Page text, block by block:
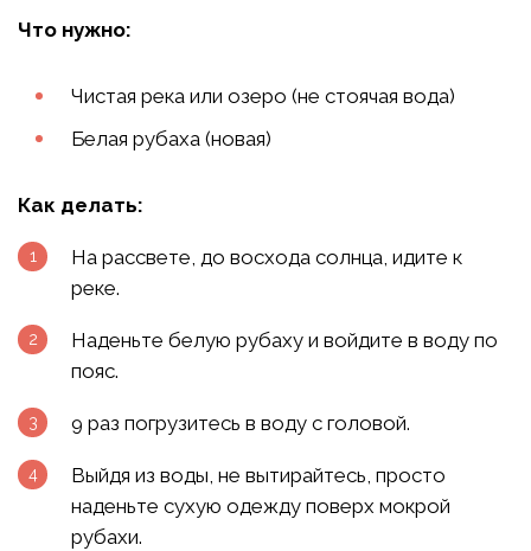
Что нужно:
Чистая река или озеро (не стоячая вода)
Белая рубаха (новая)
Как делать:
На рассвете, до восхода солнца, идите к
реке.
Наденьте белую рубаху и войдите в воду по
пояс.
9 раз погрузитесь в воду с головой.
Выйдя из воды, не вытирайтесь, просто
наденьте сухую одежду поверх мокрой
рубахи.